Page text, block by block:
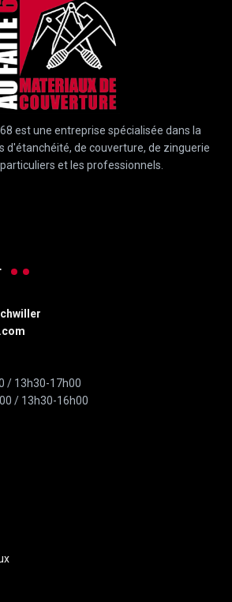
est une entreprise spécialisée dans la
d'étanchéité, de couverture, de zinguerie
et les professionnels.
/ 13h30-17h00
/ 13h30-16h00